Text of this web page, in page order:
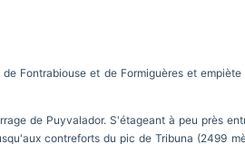
Fontrabiouse et de Formiguères et
de Puyvalador. S'étageant à peu près
contreforts du pic de Tribuna (2499